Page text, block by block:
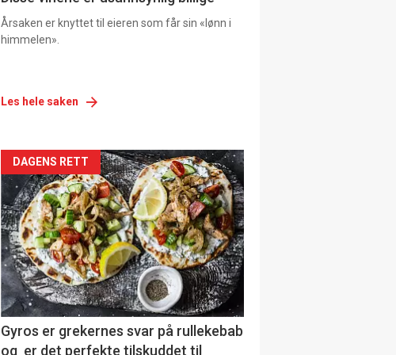
Årsaken er knyttet til eieren som får sin «lønn i
himmelen».
Les hele saken
Forsiden
akkurat
nå
-
6
DAGENS RETT
Gyros er grekernes svar på rullekebab
og er det perfekte tilskuddet til